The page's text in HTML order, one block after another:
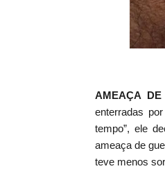
AMEAÇA
enterradas
tempo”, ele
ameaça de
teve menos